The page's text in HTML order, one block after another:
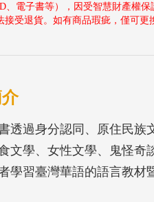
、電子書等），因受智慧財產權保
接受退貨。如有商品瑕疵，僅可更
透過身分認同、原住民族
文學、女性文學、鬼怪奇
學習臺灣華語的語言教材